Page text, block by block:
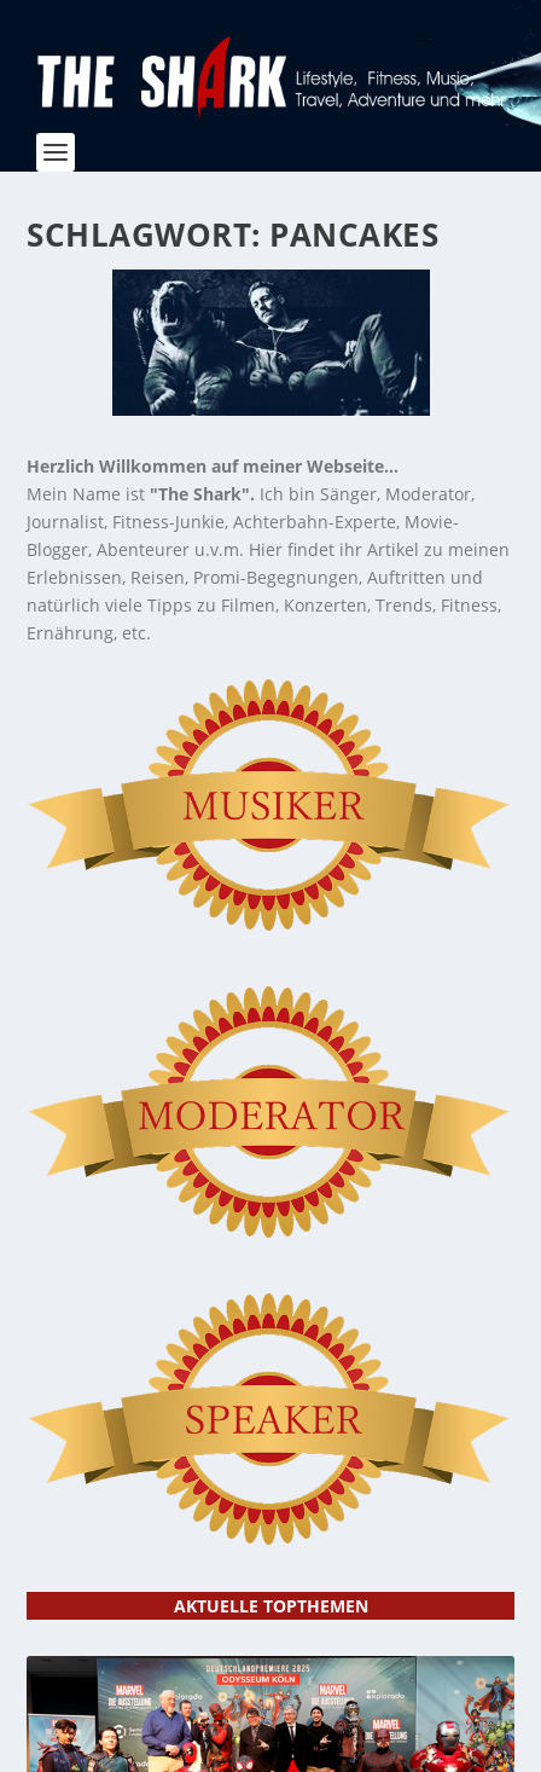
SCHLAGWORT: PANCAKES
Herzlich Willkommen auf meiner Webseite...
Mein Name ist "The Shark". Ich bin Sänger, Moderator,
Journalist, Fitness-Junkie, Achterbahn-Experte, Movie-
Blogger, Abenteurer u.v.m. Hier findet ihr Artikel zu meinen
Erlebnissen, Reisen, Promi-Begegnungen, Auftritten und
natürlich viele Tipps zu Filmen, Konzerten, Trends, Fitness,
Ernährung, etc.
AKTUELLE TOPTHEMEN